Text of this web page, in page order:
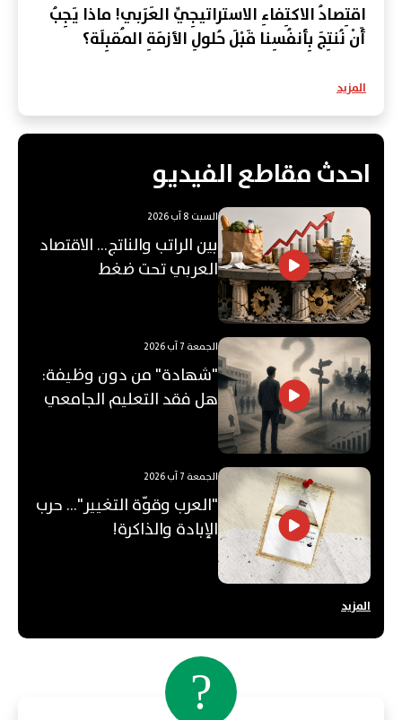
اقتِصادُ الاكتِفاءِ الاستراتيجِيِّ العَرَبي! ماذا يَجِبُ
أَنْ نُنتِجَ بِأنفُسِنا قَبْلَ حُلولِ الأزمَةِ المُقبِلَة؟
المزيد
احدث مقاطع الفيديو
السبت 8 آب 2026
بين الراتب والناتج… الاقتصاد
العربي تحت ضغط
الجمعة 7 آب 2026
"شهادة" من دون وظيفة:
هل فقد التعليم الجامعي
الجمعة 7 آب 2026
"العرب وقوّة التغيير"... حرب
الإبادة والذاكرة!
المزيد
?